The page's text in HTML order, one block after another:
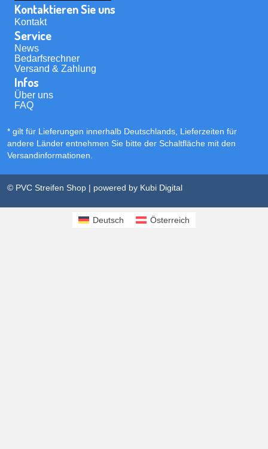
Kontaktieren Sie uns
Kontakt
Service
News
Bedarfsrechner
Versand & Zahlung
Infos
Über uns
FAQ
* gilt für Lieferungen innerhalb Deutschlands, Lieferzeiten für
andere Länder entnehmen Sie bitte der Schaltfläche mit den
Versandinformationen
© PVC Streifen Shop | powered by Kubi Digital
Deutsch Österreich